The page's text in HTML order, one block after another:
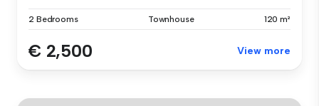
2 Bedrooms Townhouse 120 m²
€ 2,500 View more